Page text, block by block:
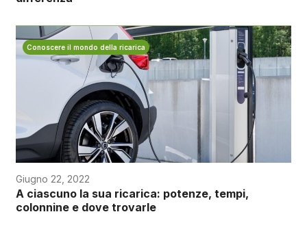
Conoscere il mondo della ricarica
Giugno 22, 2022
A ciascuno la sua ricarica: potenze, tempi,
colonnine e dove trovarle